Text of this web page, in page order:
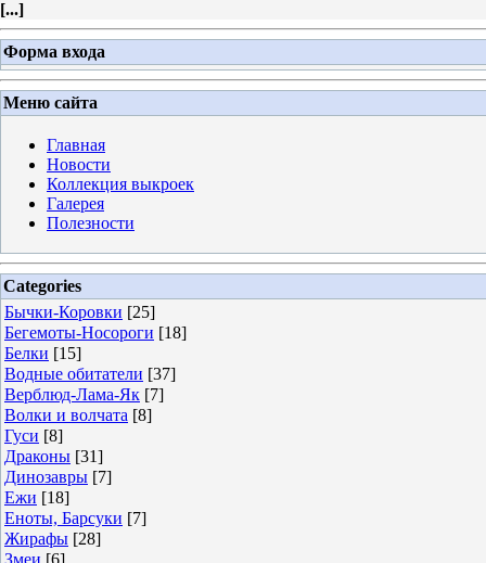
[...]
Форма входа
Меню сайта
Главная
Новости
Коллекция выкроек
Галерея
Полезности
Categories
Бычки-Коровки [25]
Бегемоты-Носороги [18]
Белки [15]
Водные обитатели [37]
Верблюд-Лама-Як [7]
Волки и волчата [8]
Гуси [8]
Драконы [31]
Динозавры [7]
Ежи [18]
Еноты, Барсуки [7]
Жирафы [28]
Змеи [6]